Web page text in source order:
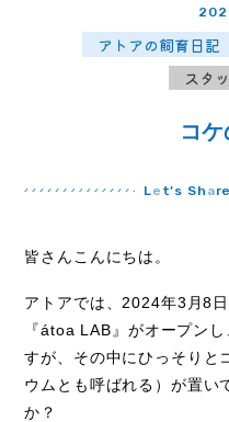
チケット・料金
Cafe & Shop
Access
アクセス
Q & A
よくあるご質問
アトアの飼育日記
スタ
コ
Le t’s Sh a
皆さんこんにちは。
アトアでは、 2024年3 月8
『átoa LAB 』がオープン
すが、その中にひっそりと
ウムとも呼ばれる）が置い
か？